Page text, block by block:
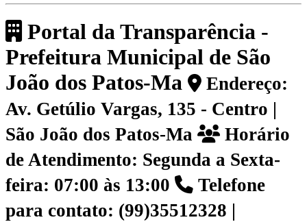
Portal da Transparência -
Prefeitura Municipal de São
João dos Patos-Ma
Endereço:
Av. Getúlio Vargas, 135 - Centro |
São João dos Patos-Ma
Horário
de Atendimento: Segunda a Sexta-
feira: 07:00 às 13:00
Telefone
para contato: (99)35512328 |